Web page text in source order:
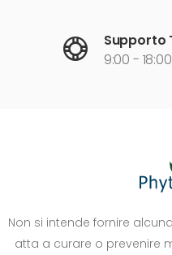
Supporto
9:00 -
Non si intende fornire
atta a curare o prevenire